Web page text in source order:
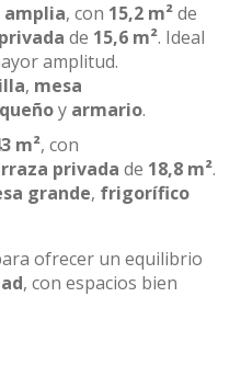
amplia, con 15,2 m²de
de 15,6 m². Ideal
amplitud.
, mesa
y armario.
m², con
privada de 18,8 m².
grande, frigorífico
ofrecer un equilibrio
, con espacios bien